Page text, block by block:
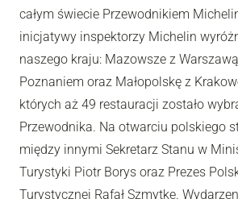
całym świecie Przewodnikiem
inicjatywy inspektorzy Michelin
naszego kraju: Mazowsze z
Poznaniem oraz Małopolskę z
których aż 49 restauracji zostało
Przewodnika. Na otwarciu polskiego
między innymi Sekretarz Stanu w
Turystyki Piotr Borys oraz Prezes
Turystycznej Rafał Szmytke.